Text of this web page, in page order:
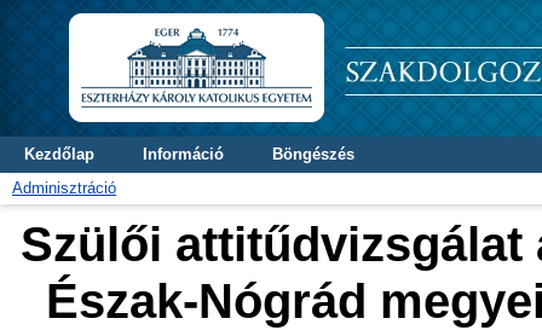
Kezdőlap Információ
Böngészés
Adminisztráció
Szülői attitűdvizsgálat
Észak-Nógrád